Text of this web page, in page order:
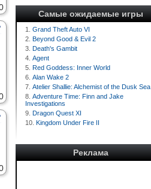
Самые ожидаемые игры
1. Grand Theft Auto VI
2. Beyond Good & Evil 2
3. Death's Gambit
4. Agent
5. Red Goddess: Inner World
6. Alan Wake 2
7. Atelier Shallie: Alchemist of the Dusk Sea
8. Adventure Time: Finn and Jake
Investigations
9. Dragon Quest XI
10. Kingdom Under Fire II
Реклама